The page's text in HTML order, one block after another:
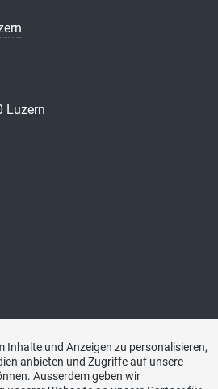
Luzern
Inhalte und Anzeigen zu personalisieren,
anbieten und Zugriffe auf unsere
Ausserdem geben wir